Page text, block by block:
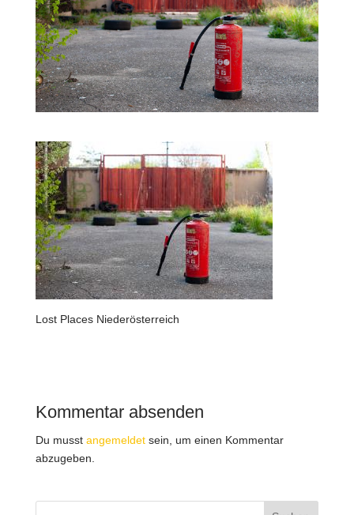
Lost Places Niederösterreich
Kommentar absenden
Du musst angemeldetsein, um einen Kommentar
abzugeben.